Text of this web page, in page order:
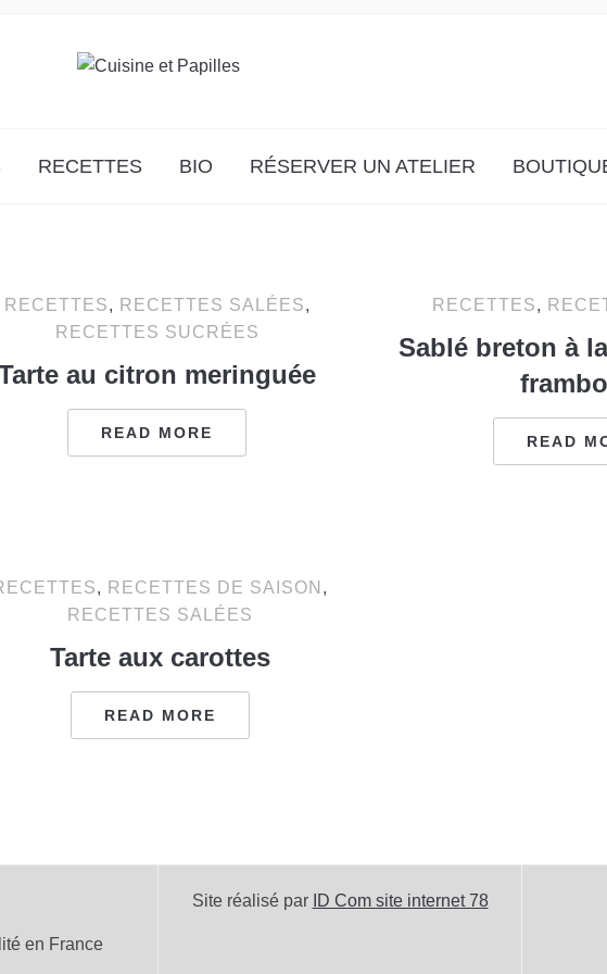
RECETTES BIO RÉSERVER UN ATELIER
RECETTES, RECETTES SALÉES,
RECETTES SUCRÉES
au citron meringuée
READ MORE
RECETTES,
Sablé breton à
READ
, RECETTES DE SAISON ,
RECETTES SALÉES
Tarte aux carottes
READ MORE
en France
Site réalisé par ID Com site internet 78